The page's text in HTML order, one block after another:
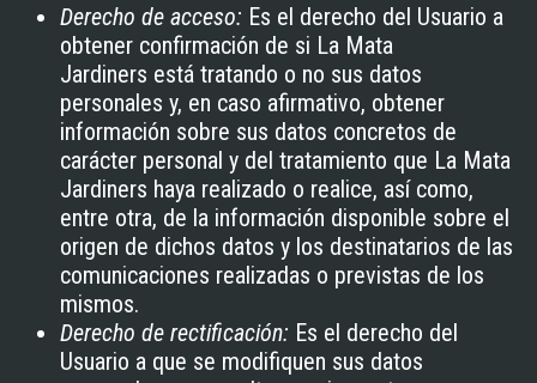
Derecho de acceso: Es el derecho del Usuario a
obtener confirmación de si La Mata
Jardiners está tratando o no sus datos
personales y, en caso afirmativo, obtener
información sobre sus datos concretos de
carácter personal y del tratamiento que La Mata
Jardiners haya realizado o realice, así como,
entre otra, de la información disponible sobre el
origen de dichos datos y los destinatarios de las
comunicaciones realizadas o previstas de los
mismos.
Derecho de rectificación: Es el derecho del
Usuario a que se modifiquen sus datos